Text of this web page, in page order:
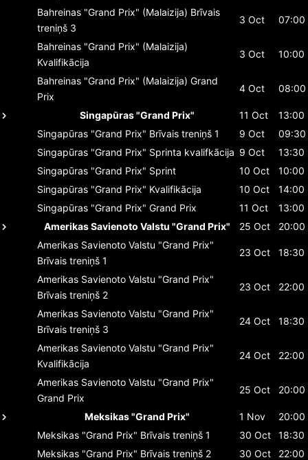
Bahreinas "Grand Prix" (Malaizija) Brīvais
treniņš 3
3 Oct 07:00
Bahreinas "Grand Prix" (Malaizija)
Kvalifikācija
3 Oct 10:00
Bahreinas "Grand Prix" (Malaizija) Grand
Prix
4 Oct 08:00
Singapūras "Grand Prix" 11 Oct
13:00
Singapūras "Grand Prix" Brīvais treniņš 1 9 Oct
09:30
Singapūras "Grand Prix" Sprinta kvalifkācija 9 Oct
13:30
Singapūras "Grand Prix" Sprint 10 Oct
10:00
Singapūras "Grand Prix" Kvalifikācija 10 Oct
14:00
Singapūras "Grand Prix" Grand Prix 11 Oct
13:00
Amerikas Savienoto Valstu "Grand Prix"
25 Oct
20:00
Amerikas Savienoto Valstu "Grand Prix"
Brīvais treniņš 1
23 Oct 18:30
Amerikas Savienoto Valstu "Grand Prix"
Brīvais treniņš 2
23 Oct 22:00
Amerikas Savienoto Valstu "Grand Prix"
Brīvais treniņš 3
24 Oct 18:30
Amerikas Savienoto Valstu "Grand Prix"
Kvalifikācija
24 Oct 22:00
Amerikas Savienoto Valstu "Grand Prix"
Grand Prix
25 Oct 20:00
Meksikas "Grand Prix" 1 Nov
20:00
Meksikas "Grand Prix" Brīvais treniņš 1 30 Oct
18:30
Meksikas "Grand Prix" Brīvais treniņš 2 30 Oct
22:00